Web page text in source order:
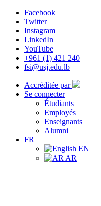
Facebook
Twitter
Instagram
LinkedIn
YouTube
+961 (1) 421 240
fsi@usj.edu.lb
Accréditée par
Se connecter
Étudiants
Employés
Enseignants
Alumni
FR
EN
AR